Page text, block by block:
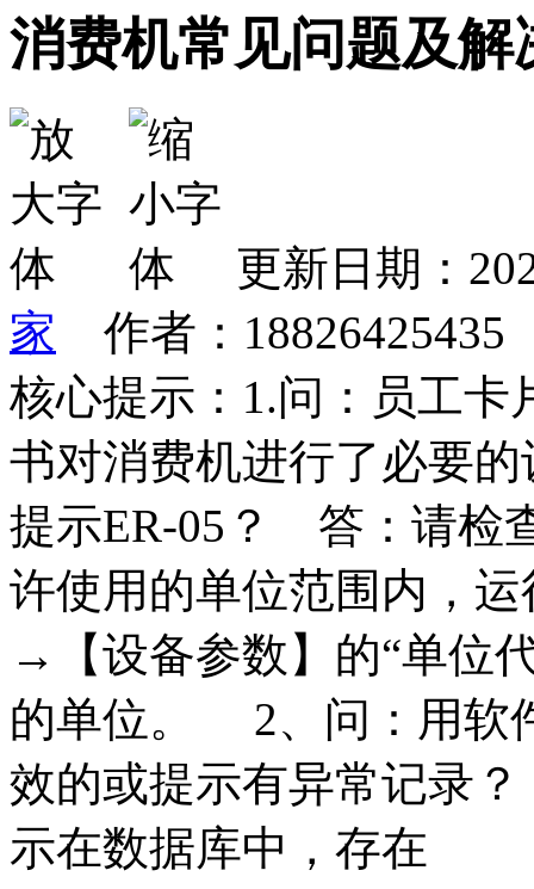
消费机常见问题及解
更新日期：
家 作者：
核心提示：1.问：员工卡
书对消费机进行了必要
提示ER-05？ 答：请检
许使用的单位范围内，
→【设备参数】的“单位
的单位。 2、问：用软
效的或提示有异常记录
示在数据库中，存在